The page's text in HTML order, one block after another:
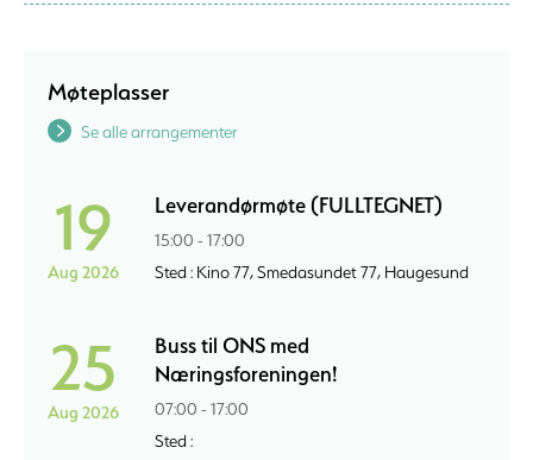
Møteplasser
Se alle arrangementer
19
Aug 2026
Leverandørmøte (FULLTEGNET)
15:00 - 17:00
Sted : Kino 77, Smedasundet 77, Haugesund
25
Aug 2026
Buss til ONS med
Næringsforeningen!
07:00 - 17:00
Sted :